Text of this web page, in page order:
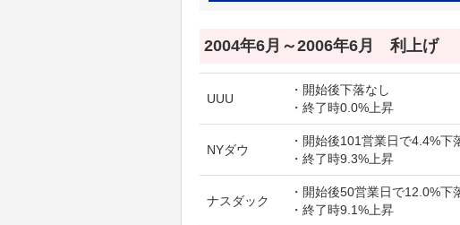
2004年6月～2006年6月 利上げ
UUU
・開始後下落なし
・終了時0.0%上昇
NYダウ
・開始後101営業日で4.4%下
・終了時9.3%上昇
ナスダック
・開始後50営業日で12.0%下
・終了時9.1%上昇